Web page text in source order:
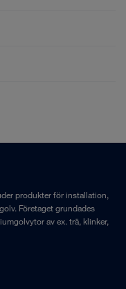
produkter för installation,
Företaget grundades
av ex. trä, klinker,